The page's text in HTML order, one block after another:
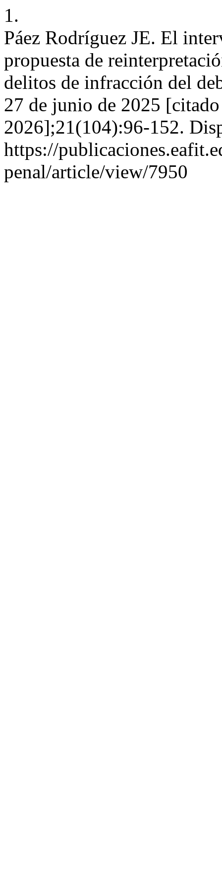
1.
Páez Rodríguez JE. El
propuesta de
delitos de infracción del
27 de junio de 2025
2026];21(104):96-152.
https://
penal/article/view/7950